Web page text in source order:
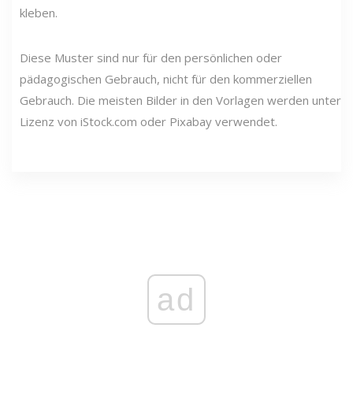
kleben.
Diese Muster sind nur für den persönlichen oder
pädagogischen Gebrauch, nicht für den kommerziellen
Gebrauch. Die meisten Bilder in den Vorlagen werden unter
Lizenz von iStock.com oder Pixabay verwendet.
ad